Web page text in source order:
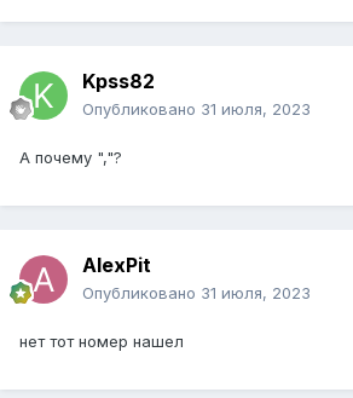
Kpss82
Опубликовано 31 июля, 2023
А почему ","?
AlexPit
Опубликовано 31 июля, 2023
нет тот номер нашел